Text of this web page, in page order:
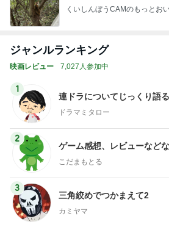
くいしんぼうCAMのもっとお
ジャンルランキング
映画レビュー 7,027人参加中
1
連ドラについてじっくり語
ドラマミタロー
2
ゲーム感想、レビューなど
こだまもとる
3
三角絞めでつかまえて2
カミヤマ